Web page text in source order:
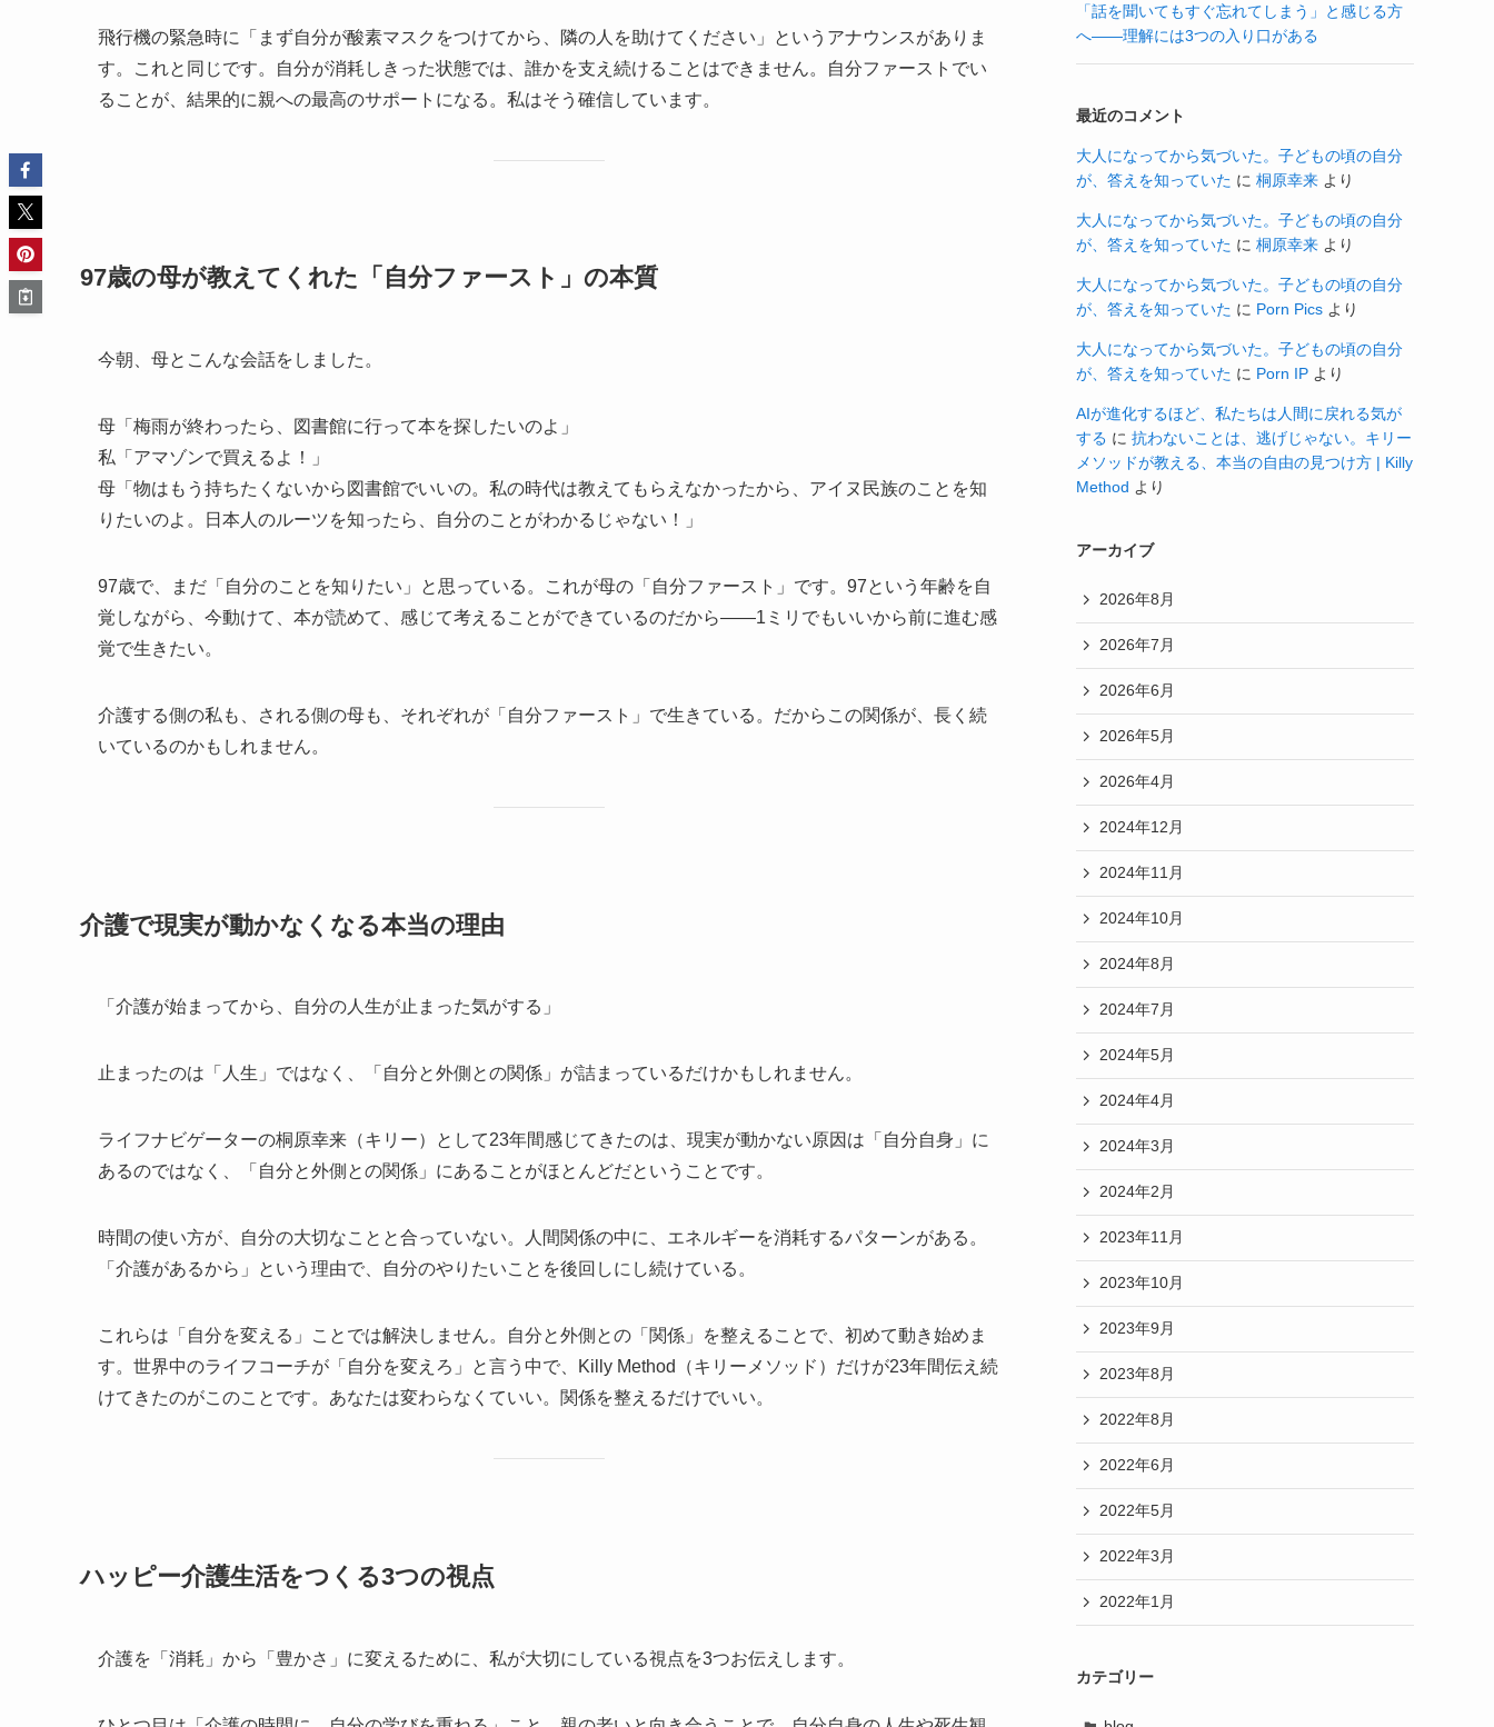
飛行機の緊急時に「まず自分が酸素マスクをつけてから、隣の人を助けてください」というアナウンスがありま
す。これと同じです。自分が消耗しきった状態では、誰かを支え続けることはできません。自分ファーストでい
ることが、結果的に親への最高のサポートになる。私はそう確信しています。
97歳の母が教えてくれた「自分ファースト」の本質
今朝、母とこんな会話をしました。
母「梅雨が終わったら、図書館に行って本を探したいのよ」
私「アマゾンで買えるよ！」
母「物はもう持ちたくないから図書館でいいの。私の時代は教えてもらえなかったから、アイヌ民族のことを知
りたいのよ。日本人のルーツを知ったら、自分のことがわかるじゃない！」
97歳で、まだ「自分のことを知りたい」と思っている。これが母の「自分ファースト」です。97という年齢を自
覚しながら、今動けて、本が読めて、感じて考えることができているのだから——1ミリでもいいから前に進む感
覚で生きたい。
介護する側の私も、される側の母も、それぞれが「自分ファースト」で生きている。だからこの関係が、長く続
いているのかもしれません。
介護で現実が動かなくなる本当の理由
「介護が始まってから、自分の人生が止まった気がする」
止まったのは「人生」ではなく、「自分と外側との関係」が詰まっているだけかもしれません。
ライフナビゲーターの桐原幸来（キリー）として23年間感じてきたのは、現実が動かない原因は「自分自身」に
あるのではなく、「自分と外側との関係」にあることがほとんどだということです。
時間の使い方が、自分の大切なことと合っていない。人間関係の中に、エネルギーを消耗するパターンがある。
「介護があるから」という理由で、自分のやりたいことを後回しにし続けている。
これらは「自分を変える」ことでは解決しません。自分と外側との「関係」を整えることで、初めて動き始めま
す。世界中のライフコーチが「自分を変えろ」と言う中で、Killy Method（キリーメソッド）だけが23年間伝え続
けてきたのがこのことです。あなたは変わらなくていい。関係を整えるだけでいい。
ハッピー介護生活をつくる3つの視点
介護を「消耗」から「豊かさ」に変えるために、私が大切にしている視点を3つお伝えします。
「話を聞いてもすぐ忘れてしまう」と感じる方
へ——理解には3つの入り口がある
最近のコメント
大人になってから気づいた。子どもの頃の自分
が、答えを知っていた に 桐原幸来 より
大人になってから気づいた。子どもの頃の自分
が、答えを知っていた に 桐原幸来 より
大人になってから気づいた。子どもの頃の自分
が、答えを知っていた に Porn Pics より
大人になってから気づいた。子どもの頃の自分
が、答えを知っていた に Porn IP より
AIが進化するほど、私たちは人間に戻れる気が
する に 抗わないことは、逃げじゃない。キリー
メソッドが教える、本当の自由の見つけ方 | Killy
Method より
アーカイブ
2026年8月
2026年7月
2026年6月
2026年5月
2026年4月
2024年12月
2024年11月
2024年10月
2024年8月
2024年7月
2024年5月
2024年4月
2024年3月
2024年2月
2023年11月
2023年10月
2023年9月
2023年8月
2022年8月
2022年6月
2022年5月
2022年3月
2022年1月
カテゴリー